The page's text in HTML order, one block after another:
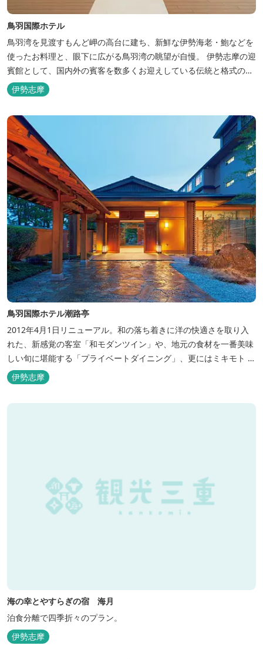
鳥羽国際ホテル
鳥羽湾を見渡すもんど岬の高台に建ち、新鮮な伊勢海老・鮑などを
使ったお料理と、眼下に広がる鳥羽湾の眺望が自慢。 伊勢志摩の迎
賓館として、国内外の賓客を数多くお迎えしている伝統と格式のあ
るホテルです。 【2024年3月25日リニューアル】 クラブラウンジ
アクセス付の新客室「オーシャンビュースイート・クラブ」が誕
ャンテラ...
伊勢志摩
鳥羽国際ホテル潮路亭
2012年4月1日リニューアル。和の落ち着きに洋の快適さを取り入
れた、新感覚の客室「和モダンツイン」や、地元の食材を一番美味
しい旬に堪能する「プライベートダイニング」、更にはミキモト コ
スメティックスとの提携により実現した、日本初の「パールオーロ
ラ風呂」が誕生。
伊勢志摩
海の幸とやすらぎの宿 海月
泊食分離で四季折々のプラン。
伊勢志摩